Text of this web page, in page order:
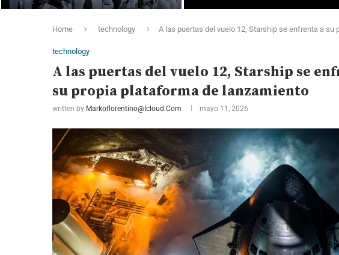
Home technology A las puertas del vuelo 12, Starship se enfrenta a
technology
A las puertas del vuelo 12, Starship se
su propia plataforma de lanzamiento
written by Markoflorentino@icloud.com mayo 11, 2026